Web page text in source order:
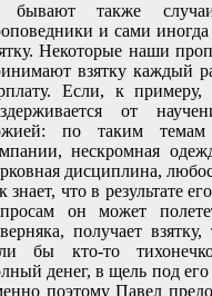
также
и сами иногда
Некоторые наши
взятку каждый
Если, к
от
по таким
нескромная
дисциплина,
знает, что в результате
он может
получает
бы кто-то
денег, в щель под
поэтому Павел